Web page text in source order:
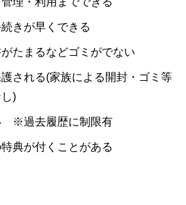
きが早くできる
たまるなどゴミがでない
される(家族による開封・ゴミ等
)
※過去履歴に制限有
典が付くことがある